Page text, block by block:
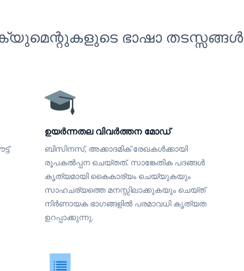
ഭാഷാ
ഉയർന്നതല വിവർത്തന മോഡ്
ബിസിനസ്, അക്കാദമിക് രേഖകൾക്കായി
രൂപകൽപ്പന ചെയ്തത്. സാങ്കേതിക പദങ്ങൾ
കൃത്യമായി കൈകാര്യം ചെയ്യുകയും
സാഹചര്യത്തെ മനസ്സിലാക്കുകയും ചെയ്ത്
നിർണായക ഭാഗങ്ങളിൽ പരമാവധി കൃത്യത
ഉറപ്പാക്കുന്നു.